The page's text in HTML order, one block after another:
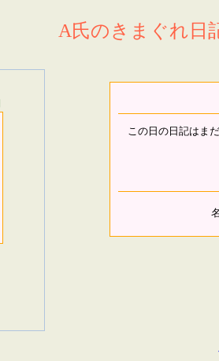
A氏のきまぐれ日
この日の日記はま